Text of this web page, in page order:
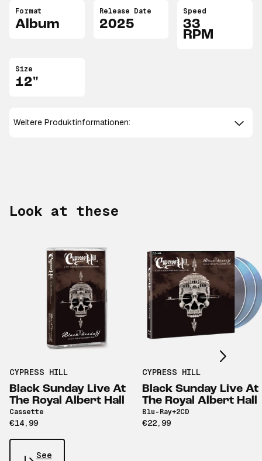
Format
Album
Release Date
2025
Speed
33
RPM
Size
12"
Weitere Produktinformationen:
Look at these
CYPRESS HILL
Black Sunday Live At
The Royal Albert Hall
Cassette
€14,99
CYPRESS HILL
Black Sunday Live At
The Royal Albert Hall
Blu-Ray+2CD
€22,99
Scroll right
See